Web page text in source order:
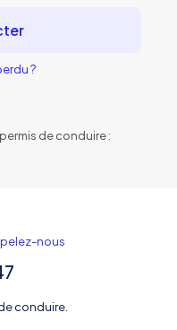
?
de conduire :
nous
conduire.